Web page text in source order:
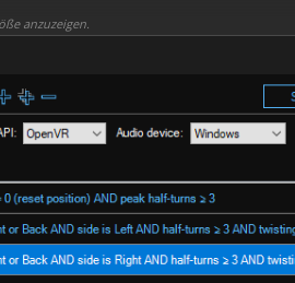
will be no need to check on time.
anzuzeigen.